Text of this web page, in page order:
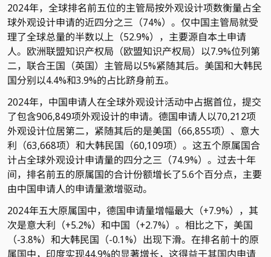
2024年，全球排名前五位的主管局按外观设计项数衡量占全
球外观设计申请的近四分之三（74%）。仅中国主管局就受
理了全球总量的半数以上（52.9%），主要源自本土申请
人。欧洲联盟知识产权局（欧盟知识产权局）以7.9%位列第
二，联合王国（英国）主管局以5%紧随其后。美国和大韩民
国分别以4.4%和3.9%的占比跻身前五。
2024年，中国申请人在全球外观设计活动中占据首位，提交
了包含906,849项外观设计的申请。德国申请人以70,212项
外观设计位居第二，紧随其后的是美国（66,855项）、意大
利（63,668项）和大韩民国（60,109项）。这五个原属国合
计占全球外观设计申请量的四分之三（74.9%）。过去十年
间，排名前五的原属国的合计份额增长了5.6个百分点，主要
由中国申请人的申请量激增驱动。
2024年五大原属国中，德国申请量增幅最大（+7.9%），其
次是意大利（+5.2%）和中国（+2.7%）。相比之下，美国
（-3.8%）和大韩民国（-0.1%）出现下滑。在排名前十的原
属国中，印度实现44.9%的显著增长，这得益于其国内申请